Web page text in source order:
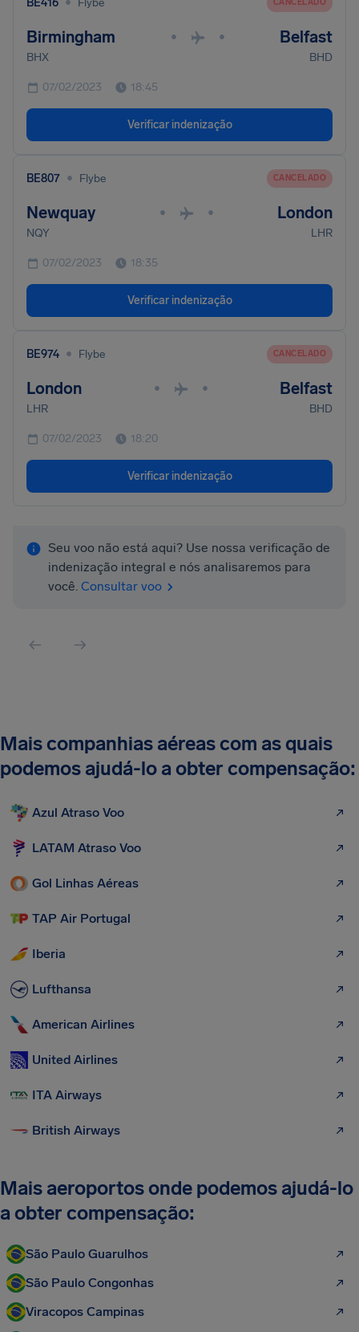
CANCELADO
Birmingham • • Belfast
BHX BHD
07/02/2023 18:45
Verificar indenização
BE807 • Flybe CANCELADO
Newquay • • London
NQY LHR
07/02/2023 18:35
Verificar indenização
BE974 • Flybe CANCELADO
London • • Belfast
LHR BHD
07/02/2023 18:20
Verificar indenização
Seu voo não está aqui? Use nossa verificação de
indenização integral e nós analisaremos para
você. Consultar voo
Mais companhias aéreas com as quais
podemos ajudá-lo a obter compensação:
Azul Atraso Voo
LATAM Atraso Voo
Gol Linhas Aéreas
TAP Air Portugal
Iberia
Lufthansa
American Airlines
United Airlines
ITA Airways
British Airways
Mais aeroportos onde podemos ajudá-lo
a obter compensação:
São Paulo Guarulhos
São Paulo Congonhas
Viracopos Campinas